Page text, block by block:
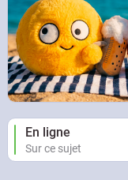
En ligne
Sur ce sujet